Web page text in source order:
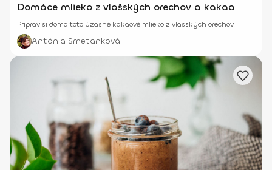
Domáce mlieko z vlašských orechov a kakaa
Priprav si doma toto úžasné kakaové mlieko z vlašských orechov.
Antónia Smetanková